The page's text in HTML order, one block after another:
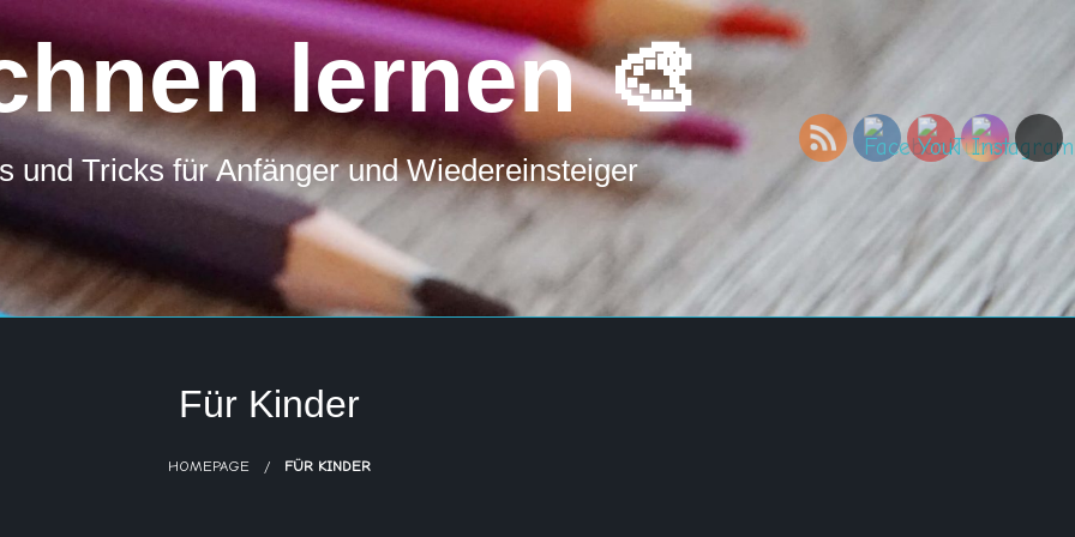
lernen 🎨
und Tricks für Anfänger und Wiedereinsteiger
Für Kinder
HOMEPAGE FÜR KINDER